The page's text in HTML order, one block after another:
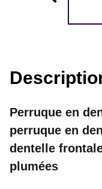
Perruque en
perruque en
dentelle
plumées